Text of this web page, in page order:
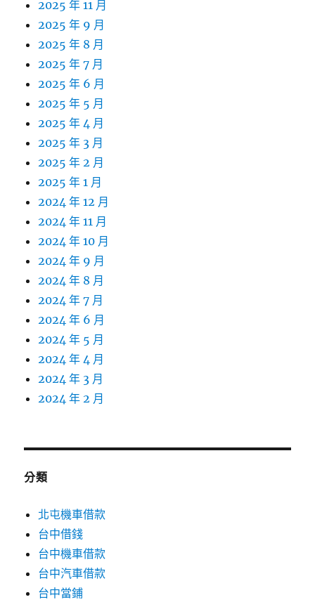
2025 年 11 月
2025 年 9 月
2025 年 8 月
2025 年 7 月
2025 年 6 月
2025 年 5 月
2025 年 4 月
2025 年 3 月
2025 年 2 月
2025 年 1 月
2024 年 12 月
2024 年 11 月
2024 年 10 月
2024 年 9 月
2024 年 8 月
2024 年 7 月
2024 年 6 月
2024 年 5 月
2024 年 4 月
2024 年 3 月
2024 年 2 月
分類
北屯機車借款
台中借錢
台中機車借款
台中汽車借款
台中當鋪